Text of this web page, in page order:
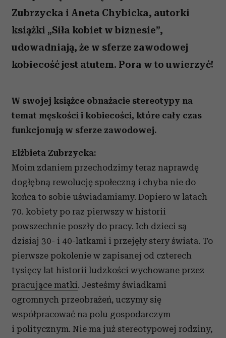
Zubrzycka i Aneta Chybicka, autorki
książki „Siła kobiet w biznesie”,
udowadniają, że w sferze zawodowej
kobiecość jest atutem. Pora w to uwierzyć!
W swojej książce obnażacie stereotypy na
temat męskości i kobiecości, które cały czas
funkcjonują w sferze zawodowej.
Elżbieta Zubrzycka:
Moim zdaniem przechodzimy teraz naprawdę
dogłębną rewolucję społeczną i chyba nie do
końca to sobie uświadamiamy. Dopiero w latach
70. kobiety po raz pierwszy w historii
powszechnie poszły do pracy. Ich dzieci są
dzisiaj 30- i 40-latkami i przejęły stery świata. To
pierwsze pokolenie w zapisanej od czterech
tysięcy lat historii ludzkości wychowane przez
pracujące matki. Jesteśmy świadkami
ogromnych przeobrażeń, uczymy się
współpracować na polu gospodarczym
i politycznym. Nie ma już stereotypowej rodziny,